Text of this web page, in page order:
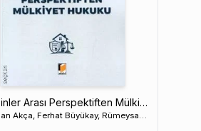
Disiplinler Arası Perspektiften Mülkiyet Hukuku
Neslihan Akça, Ferhat Büyükay, Rümeysa Savran Büyükay